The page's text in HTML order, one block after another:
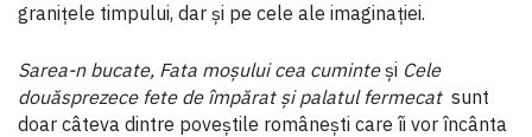
granițele timpului, dar și pe cele ale imaginației.
Sarea-n bucate, Fata moșului cea cuminteși Cele
douăsprezece fete de împărat și palatul fermecatsunt
doar câteva dintre poveștile românești care îi vor încânta